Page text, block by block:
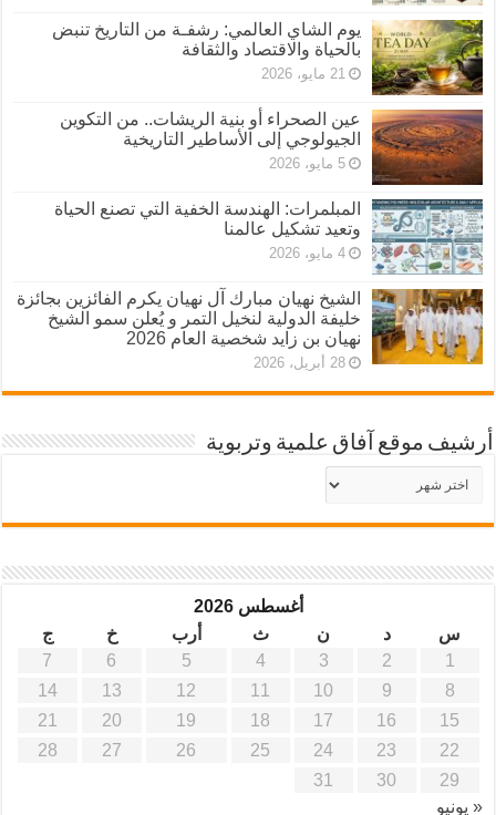
يوم الشاي العالمي: رشفـة من التاريخ تنبض
بالحياة والاقتصاد والثقافة
21 مايو، 2026
عين الصحراء أو بنية الريشات.. من التكوين
الجيولوجي إلى الأساطير التاريخية
5 مايو، 2026
المبلمرات: الهندسة الخفية التي تصنع الحياة
وتعيد تشكيل عالمنا
4 مايو، 2026
الشيخ نهيان مبارك آل نهيان يكرم الفائزين بجائزة
خليفة الدولية لنخيل التمر و يُعلن سمو الشيخ
نهيان بن زايد شخصية العام 2026
28 أبريل، 2026
أرشيف موقع آفاق علمية وتربوية
أرشيف
موقع
أغسطس 2026
س
د ن ث أرب خ
ج
1
2
3
4
5
6
7
8
9
10
11
12
13
14
15
16
17
18
19
20
21
22
23
24
25
26
27
28
29
30
31
« يونيو